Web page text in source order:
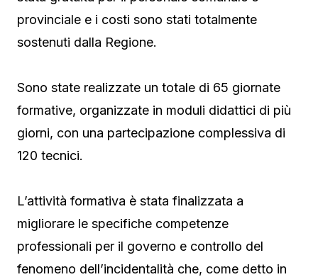
provinciale e i costi sono stati totalmente
sostenuti dalla Regione.
Sono state realizzate un totale di 65 giornate
formative, organizzate in moduli didattici di più
giorni, con una partecipazione complessiva di
120 tecnici.
L’attività formativa è stata finalizzata a
migliorare le specifiche competenze
professionali per il governo e controllo del
fenomeno dell’incidentalità che, come detto in